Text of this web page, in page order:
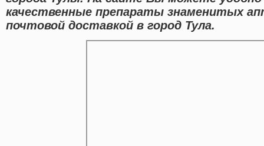
качественные препараты знаменитых
почтовой доставкой в город Тула.